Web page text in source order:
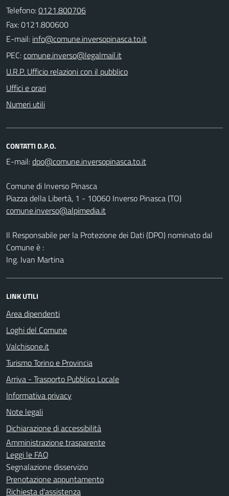
Telefono:0121.800706
Fax: 0121.800600
E-mail:
PEC:
U.R.P. Ufficio relazioni con il pubblico
Uffici e orari
Numeri utili
CONTATTI D.P.O.
E-mail:
Comune di Inverso Pinasca
Piazza della Libertà, 1 - 10060 Inverso Pinasca (TO)
comune.inverso@alpimedia.it
Il Responsabile per la Protezione dei Dati (DPO) nominato dal
Comune è :
Ing. Ivan Martina
LINK UTILI
Area dipendenti
Loghi del Comune
Valchisone.it
Turismo Torino e Provincia
Arriva - Trasporto Pubblico Locale
Informativa privacy
Note legali
Dichiarazione di accessibilità
Amministrazione trasparente
Leggi le FAQ
Segnalazione disservizio
Prenotazione appuntamento
Richiesta d'assistenza